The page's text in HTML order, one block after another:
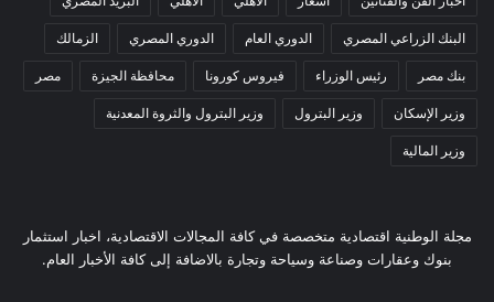
البنك الزراعي المصري الدوري العام الدوري المصري الزمالك
بنك مصر رئيس الوزراء فيروس كورونا محافظة الجيزة مصر
وزير الإسكان وزير البترول وزير البترول والثروة المعدنية
وزير المالية
مجلة الوطنية اقتصادية متخصصة في كافة المجالات الاقتصادية، اخبار استثمار
بنوك وعقارات وصناعة وسياحة وتجارة بالاضافة إلى كافة الأخبار العام.